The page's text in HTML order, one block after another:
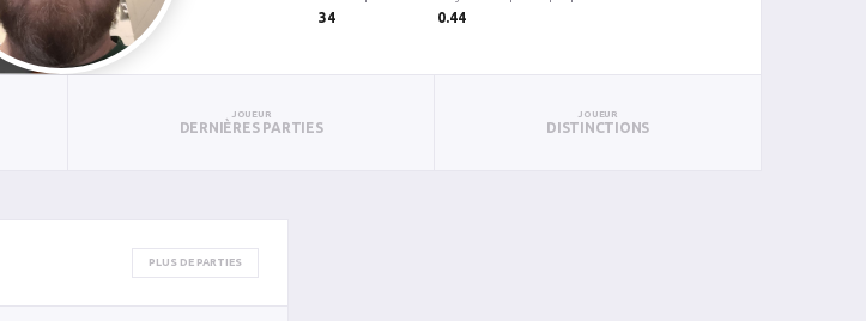
34 0.44
JOUEUR
DERNIÈRES PARTIES
JOUEUR
DISTINCTIONS
PLUS DE PARTIES